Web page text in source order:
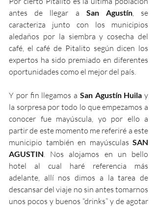
antes de llegar a San Agustín, se
caracteriza junto con los municipios
aledaños por la siembra y cosecha del
café, el café de Pitalito según dicen los
expertos ha sido premiado en diferentes
oportunidades como el mejor del país.
Y por fin llegamos a San Agustín Huila y
la sorpresa por todo lo que empezamos a
conocer fue mayúscula, yo por ello a
partir de este momento me referiré a este
municipio también en mayúsculas SAN
AGUSTIN. Nos alojamos en un bello
hotel al cual haré referencia más
adelante, allí nos dimos a la tarea de
descansar del viaje no sin antes tomarnos
unos pocos y buenos “drinks” y de agotar